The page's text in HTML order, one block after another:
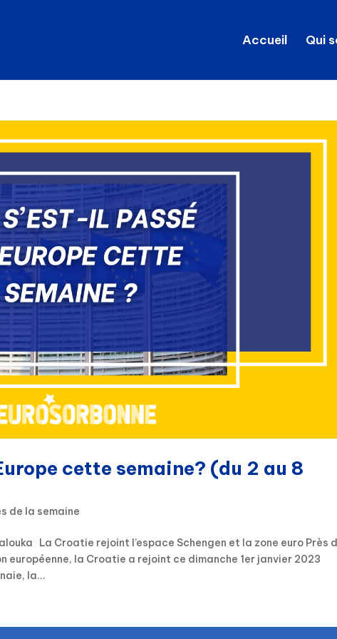
Accueil Qui
cette semaine? (du 2 au 8
de la semaine
La Croatie rejoint l’espace Schengen et la zone euro Près
européenne, la Croatie a rejoint ce dimanche 1er janvier 2023
la...